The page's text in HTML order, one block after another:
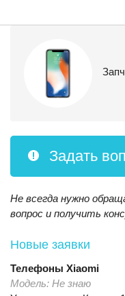
Задать
Не всегда нужно
вопрос и получить
Новые заявки
Телефоны Xiaomi
Модель: Не знаю